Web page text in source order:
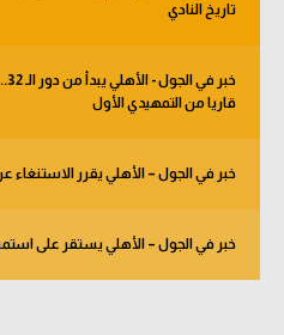
تاريخ النادي
قاريا من التمهيدي الأول
خبر في الجول – الأهلي يقرر الاستنغاء
خبر في الجول – الأهلي يستقر على